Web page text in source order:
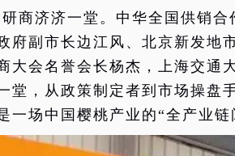
商济济一堂。中华全国供销
府副市长边江风、北京新发地
大会名誉会长杨杰，上海交通
堂，从政策制定者到市场操盘
一场中国樱桃产业的“全产业链